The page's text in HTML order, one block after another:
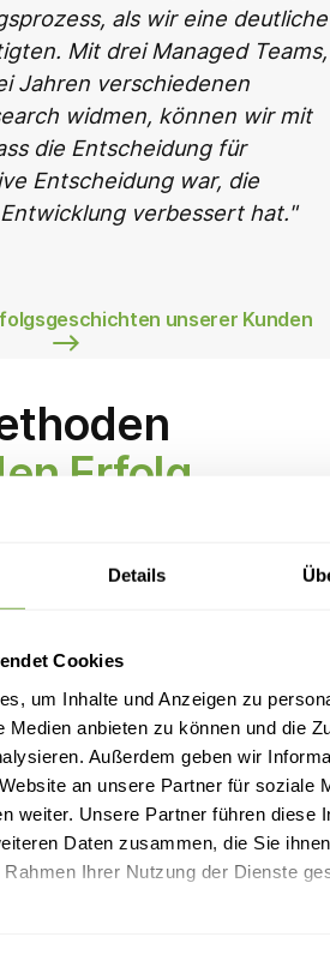
Details
Cookies
um Inhalte und Anzeigen zu
Medien anbieten zu können und die
Außerdem geben wir
an unsere Partner für soziale
weiter. Unsere Partner führen diese
Daten zusammen, die Sie
Ihrer Nutzung der Dienste
als wir eine deutliche
Mit drei Managed Teams,
Jahren verschiedenen
widmen, können wir mit
die Entscheidung für
Entscheidung war, die
verbessert hat.
unserer Kunden
Erfolg
wider
Eindruck von unserem
Methoden und der
indem Sie sich unser
Projekten ansehen.